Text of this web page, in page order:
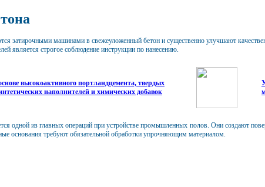
затирочными машинами в свежеуложенный бетон и существенно улучшают
является строгое соблюдение инструкции по нанесению.
высокоактивного портландцемента, твердых
наполнителей и химических добавок
одной из главных операций при устройстве промышленных полов. Они создают
основания требуют обязательной обработки упрочняющим материалом.